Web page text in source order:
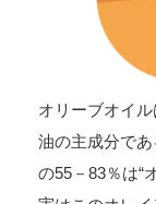
オリーブオイ
油の主成分で
の55－83％は“